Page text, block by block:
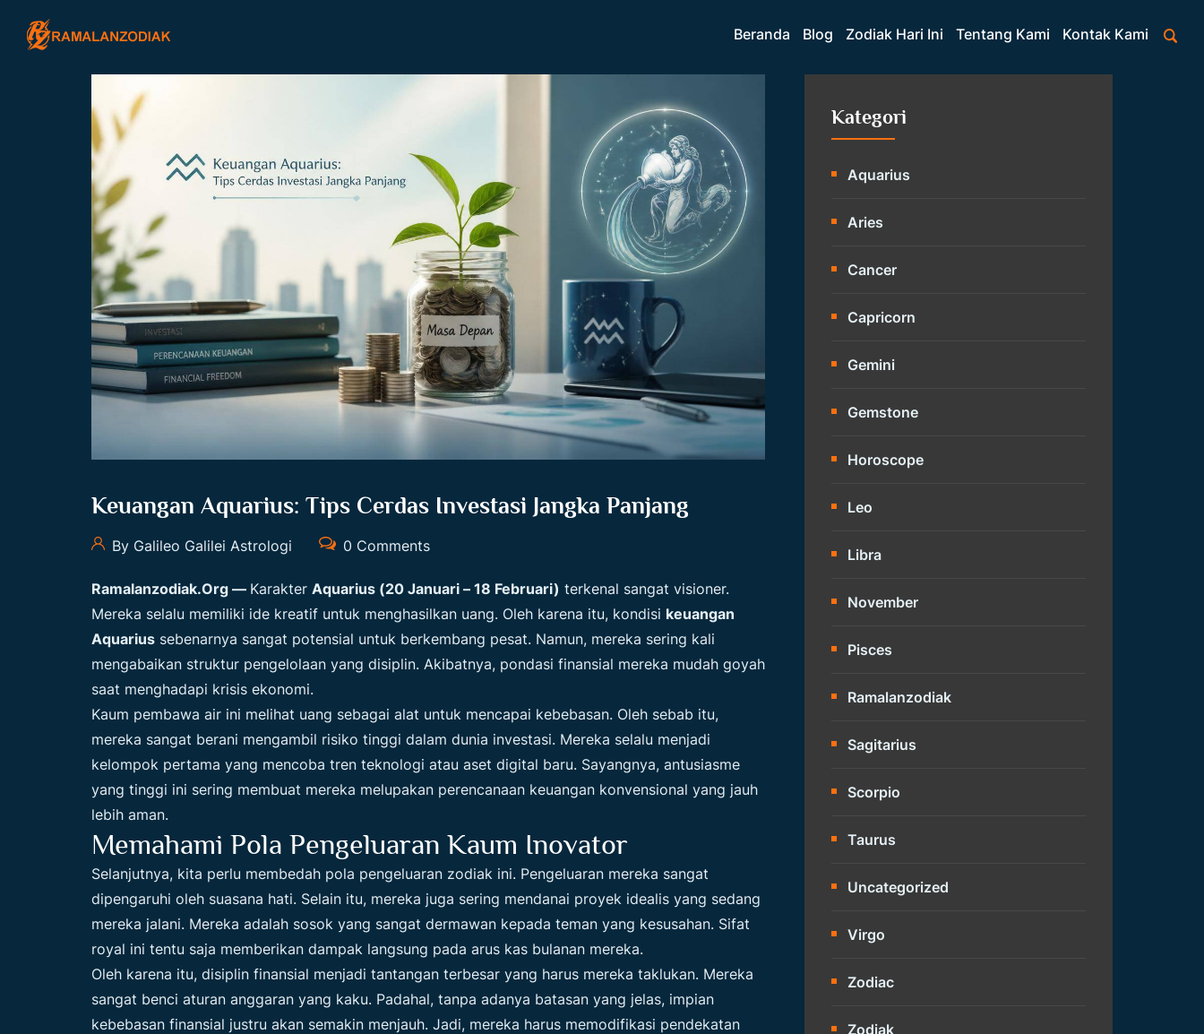
Beranda Blog Zodiak Hari Ini Tentang Kami Kontak Kami
Keuangan Aquarius: Tips Cerdas Investasi Jangka Panjang
By Galileo Galilei Astrologi 0 Comments
Ramalanzodiak.org — Karakter Aquarius (20 Januari – 18 Februari) terkenal sangat visioner.
Mereka selalu memiliki ide kreatif untuk menghasilkan uang. Oleh karena itu, kondisi keuangan
Aquarius sebenarnya sangat potensial untuk berkembang pesat. Namun, mereka sering kali
mengabaikan struktur pengelolaan yang disiplin. Akibatnya, pondasi finansial mereka mudah goyah
saat menghadapi krisis ekonomi.
Kaum pembawa air ini melihat uang sebagai alat untuk mencapai kebebasan. Oleh sebab itu,
mereka sangat berani mengambil risiko tinggi dalam dunia investasi. Mereka selalu menjadi
kelompok pertama yang mencoba tren teknologi atau aset digital baru. Sayangnya, antusiasme
yang tinggi ini sering membuat mereka melupakan perencanaan keuangan konvensional yang jauh
lebih aman.
Memahami Pola Pengeluaran Kaum Inovator
Selanjutnya, kita perlu membedah pola pengeluaran zodiak ini. Pengeluaran mereka sangat
dipengaruhi oleh suasana hati. Selain itu, mereka juga sering mendanai proyek idealis yang sedang
mereka jalani. Mereka adalah sosok yang sangat dermawan kepada teman yang kesusahan. Sifat
royal ini tentu saja memberikan dampak langsung pada arus kas bulanan mereka.
Oleh karena itu, disiplin finansial menjadi tantangan terbesar yang harus mereka taklukan. Mereka
sangat benci aturan anggaran yang kaku. Padahal, tanpa adanya batasan yang jelas, impian
kebebasan finansial justru akan semakin menjauh. Jadi, mereka harus memodifikasi pendekatan
Kategori
Aquarius
Aries
Cancer
Capricorn
Gemini
Gemstone
Horoscope
Leo
Libra
November
Pisces
Ramalanzodiak
Sagitarius
Scorpio
Taurus
Uncategorized
Virgo
Zodiac
Zodiak